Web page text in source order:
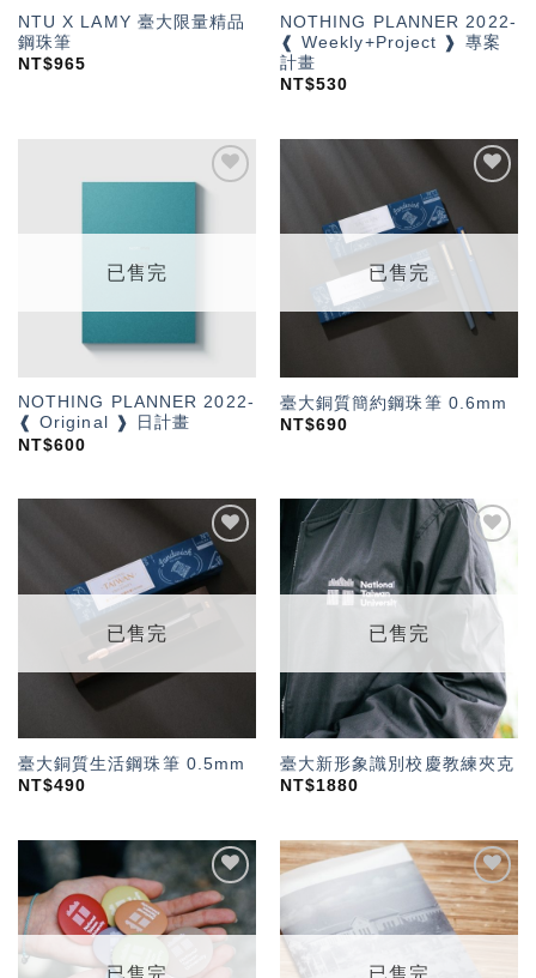
NTU X LAMY 臺大限量精品
鋼珠筆
NT$965
NOTHING PLANNER 2022-
❰ Weekly+Project ❱ 專案
計畫
NT$530
望輕
已售完
NOTHING PLANNER 2022-
❰ Original ❱ 日計畫
NT$600
望輕
已售完
臺大銅質簡約鋼珠筆 0.6mm
NT$690
加入
「願
望輕
已售完
臺大銅質生活鋼珠筆 0.5mm
NT$490
加入
「願
望輕
已售完
臺大新形象識別校慶教練夾克
NT$1880
加入
「願
望輕
加入
「願
望輕